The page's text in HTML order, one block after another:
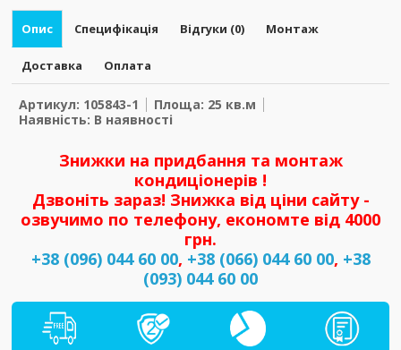
Опис Специфікація Відгуки (0) Монтаж
Доставка Оплата
Артикул: 105843-1
Площа: 25 кв.м
Наявність: В наявності
Знижки на придбання та монтаж
кондиціонерів !
Дзвоніть зараз! Знижка від ціни сайту -
озвучимо по телефону, економте від 4000
грн.
+38 (096) 044 60 00, +38 (066) 044 60 00, +38
(093) 044 60 00